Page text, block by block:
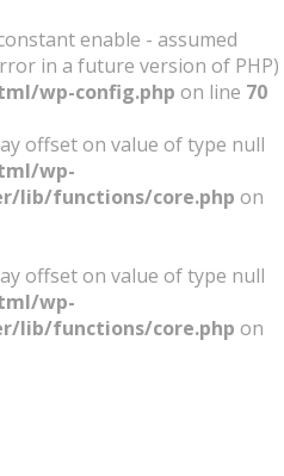
enable - assumed
in a future version of PHP)
wp-config.php on line 70
offset on value of type null
wp-
lib/functions/core.php on
offset on value of type null
wp-
lib/functions/core.php on